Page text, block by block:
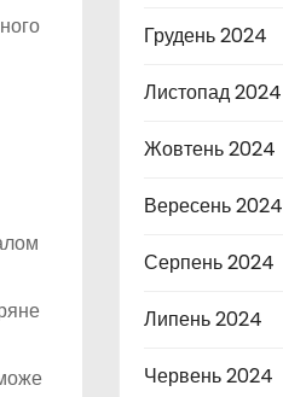
Грудень 2024
Листопад 2024
Жовтень 2024
Вересень 2024
Серпень 2024
Липень 2024
Червень 2024